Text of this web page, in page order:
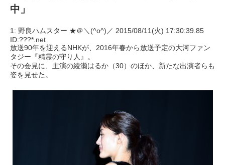
中」
1: 野良ハムスター ★＠＼(^o^)／ 2015/08/11(火) 17:30:39.85
ID:???*.net
放送90年を迎えるNHKが、2016年春から放送予定の大河ファン
タジー『精霊の守り人』。
その会見に、主演の綾瀬はるか（30）のほか、新たな出演者らも
姿を見せた。